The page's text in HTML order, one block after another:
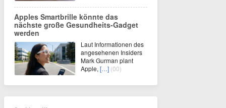
Apples Smartbrille könnte das
nächste große Gesundheits-Gadget
werden
Laut Informationen des
angesehenen Insiders
Mark Gurman plant
Apple, […] (00)